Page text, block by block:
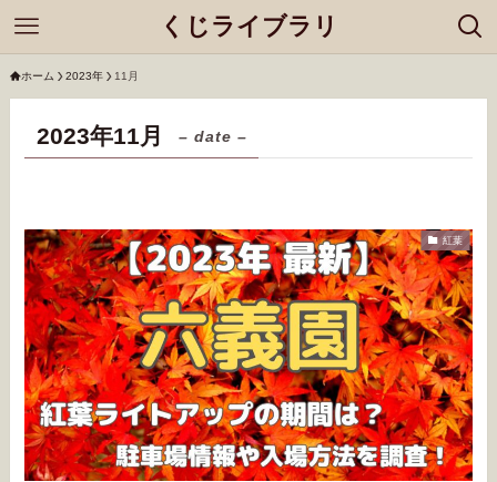
くじライブラリ
ホーム 2023年 11月
2023年11月 – date –
紅葉